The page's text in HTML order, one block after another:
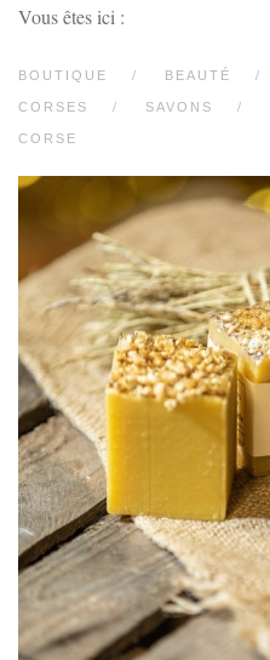
Vous êtes ici :
BOUTIQUE BEAUTÉ
CORSES SAVONS
CORSE